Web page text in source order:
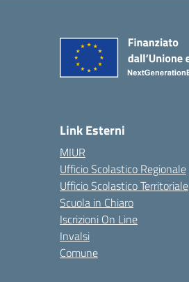
Link Esterni
MIUR
Ufficio Scolastico Regionale
Ufficio Scolastico Territoriale
Scuola in Chiaro
Iscrizioni On Line
Invalsi
Comune